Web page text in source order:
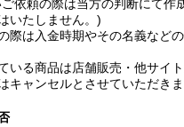
依頼の際は当方の判断にて作
いたしません。)
際は入金時期やその名義など
いる商品は店舗販売・他サイ
キャンセルとさせていただきま